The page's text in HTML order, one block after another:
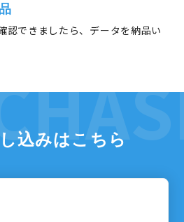
認できましたら、データを納品い
込みはこちら